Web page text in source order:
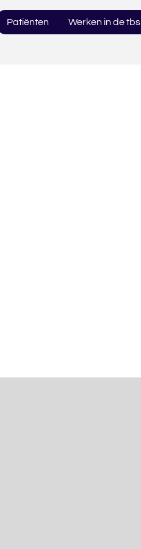
Patiënten Werken in de tbs